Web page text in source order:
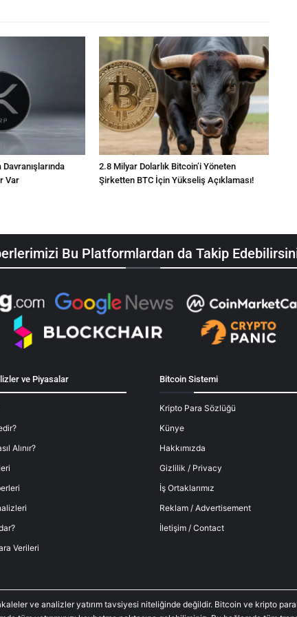
Var
2.8 Milyar Dolarlık Bitcoin’i Yöneten
Şirketten BTC İçin Yükseliş Açıklaması!
Bu Platformlardan da Takip
ve Piyasalar
Alınır?
Verileri
Bitcoin Sistemi
Kripto Para Sözlüğü
Künye
Hakkımızda
Gizlilik / Privacy
İş Ortaklarımız
Reklam / Advertisement
İletişim / Contact
ve analizler yatırım tavsiyesi niteliğinde değildir. Bitcoin ve kripto